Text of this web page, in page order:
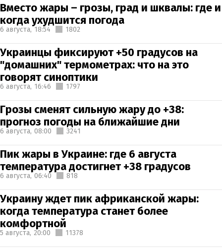
Вместо жары – грозы, град и шквалы: где и
когда ухудшится погода
6 августа, 18:54 1802
Украинцы фиксируют +50 градусов на
"домашних" термометрах: что на это
говорят синоптики
6 августа, 16:46 1797
Грозы сменят сильную жару до +38:
прогноз погоды на ближайшие дни
6 августа, 08:00 3241
Пик жары в Украине: где 6 августа
температура достигнет +38 градусов
6 августа, 06:40 818
Украину ждет пик африканской жары:
когда температура станет более
комфортной
5 августа, 20:00 11378